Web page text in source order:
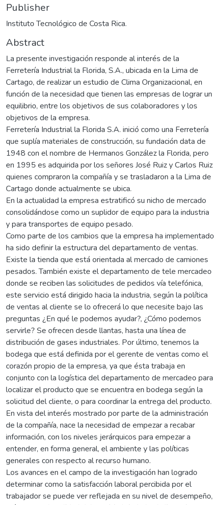
Publisher
Instituto Tecnológico de Costa Rica.
Abstract
La presente investigación responde al interés de la
Ferretería Industrial la Florida, S.A., ubicada en la Lima de
Cartago, de realizar un estudio de Clima Organizacional, en
función de la necesidad que tienen las empresas de lograr un
equilibrio, entre los objetivos de sus colaboradores y los
objetivos de la empresa.
Ferretería Industrial la Florida S.A. inició como una Ferretería
que suplía materiales de construcción, su fundación data de
1948 con el nombre de Hermanos González la Florida, pero
en 1995 es adquirida por los señores José Ruiz y Carlos Ruiz
quienes compraron la compañía y se trasladaron a la Lima de
Cartago donde actualmente se ubica.
En la actualidad la empresa estratificó su nicho de mercado
consolidándose como un suplidor de equipo para la industria
y para transportes de equipo pesado.
Como parte de los cambios que la empresa ha implementado
ha sido definir la estructura del departamento de ventas.
Existe la tienda que está orientada al mercado de camiones
pesados. También existe el departamento de tele mercadeo
donde se reciben las solicitudes de pedidos vía telefónica,
este servicio está dirigido hacia la industria, según la política
de ventas al cliente se lo ofrecerá lo que necesite bajo las
preguntas ¿En qué le podemos ayudar?, ¿Cómo podemos
servirle? Se ofrecen desde llantas, hasta una línea de
distribución de gases industriales. Por último, tenemos la
bodega que está definida por el gerente de ventas como el
corazón propio de la empresa, ya que ésta trabaja en
conjunto con la logística del departamento de mercadeo para
localizar el producto que se encuentra en bodega según la
solicitud del cliente, o para coordinar la entrega del producto.
En vista del interés mostrado por parte de la administración
de la compañía, nace la necesidad de empezar a recabar
información, con los niveles jerárquicos para empezar a
entender, en forma general, el ambiente y las políticas
generales con respecto al recurso humano.
Los avances en el campo de la investigación han logrado
determinar como la satisfacción laboral percibida por el
trabajador se puede ver reflejada en su nivel de desempeño,